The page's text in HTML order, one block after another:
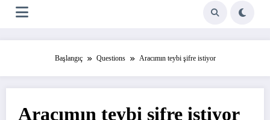
Başlangıç Questions Aracımın teybi şifre istiyor
Aracımın teybi şifre istiyor